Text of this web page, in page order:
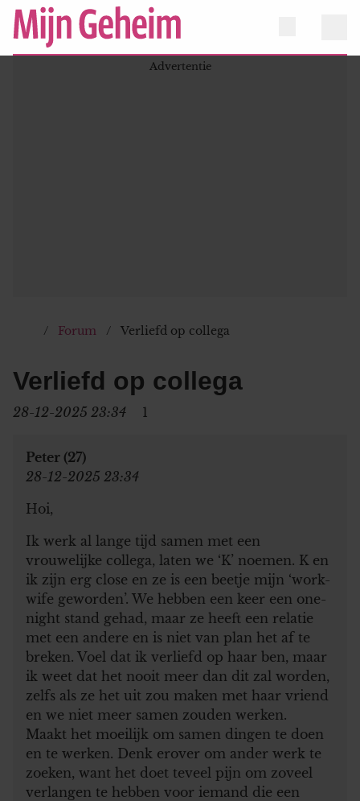
Forum Verliefd op collega
Verliefd op collega
28-12-2025 23:34 1
Peter (27)
28-12-2025 23:34
Hoi,
Ik werk al lange tijd samen met een
vrouwelijke collega, laten we ‘K’ noemen. K en
ik zijn erg close en ze is een beetje mijn ‘work-
wife geworden’. We hebben een keer een one-
night stand gehad, maar ze heeft een relatie
met een andere en is niet van plan het af te
breken. Voel dat ik verliefd op haar ben, maar
ik weet dat het nooit meer dan dit zal worden,
zelfs als ze het uit zou maken met haar vriend
en we niet meer samen zouden werken.
Maakt het moeilijk om samen dingen te doen
en te werken. Denk erover om ander werk te
zoeken, want het doet teveel pijn om zoveel
verlangen te hebben voor iemand die een